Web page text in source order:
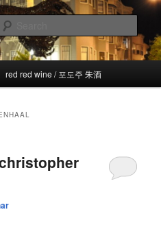
red red wine / 포도주 朱酒